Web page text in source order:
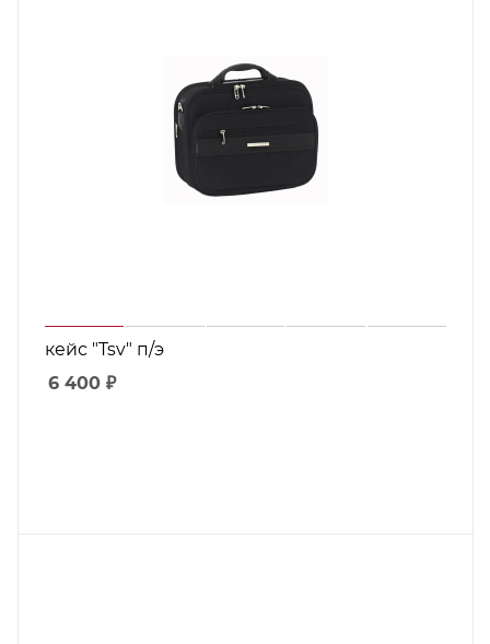
кейс "Tsv" п/э
6 400 ₽